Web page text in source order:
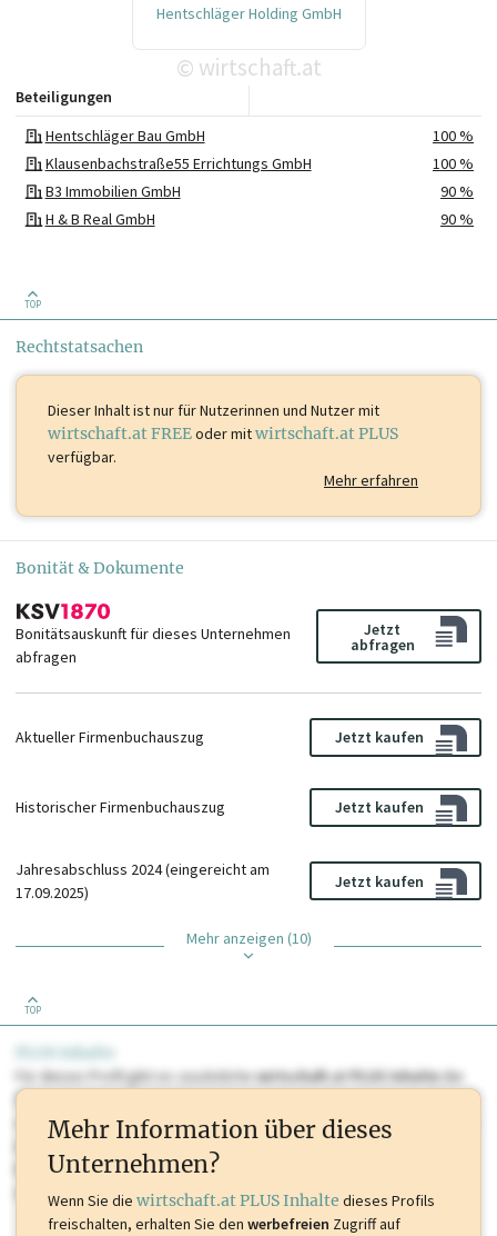
Hentschläger Holding GmbH
© wirtschaft.at
Hentschläger Bau GmbH
100 %
Klausenbachstraße55 Errichtungs GmbH
100 %
B3 Immobilien GmbH
90 %
H & B Real GmbH
90 %
Regional Wohnbau Magdalena GmbH
Beteiligungen
TOP
Rechtstatsachen
Dieser Inhalt istnur für Nutzerinnen und Nutzer mit
wirtschaft.at FREEoder mitwirtschaft.at PLUS
verfügbar.
Mehr erfahren
Bonität & Dokumente
Bonitätsauskunft für dieses Unternehmen
abfragen
Jetzt
abfragen
Aktueller Firmenbuchauszug Jetzt kaufen
Historischer Firmenbuchauszug Jetzt kaufen
Jahresabschluss 2024 (eingereicht am
17.09.2025)
Jetzt kaufen
Mehr anzeigen (10)
TOP
Für dieses Profil gibt es zusätzlichewirtschaft.at PLUS Inhaltedie
Sie momentan nicht einsehen können. Schalten Sie dieses Profil frei
oder loggen Sie sich ein um diese Inhalte zu sehen. wirtschaft.at PLUS
Marken, Patente, Rechtstatsachen, OTS-Aussendungen, und viele
mehr.
Mehr Information über dieses
Unternehmen?
Wenn Sie die wirtschaft.at PLUS Inhalte dieses Profils
freischalten, erhalten Sie den werbefreien Zugriff auf